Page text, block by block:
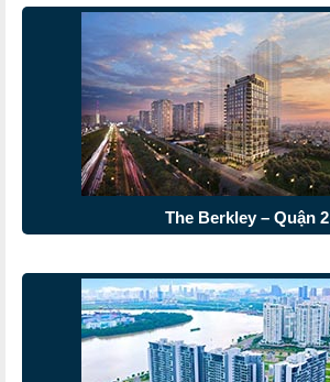
The Berkley – Quận 2